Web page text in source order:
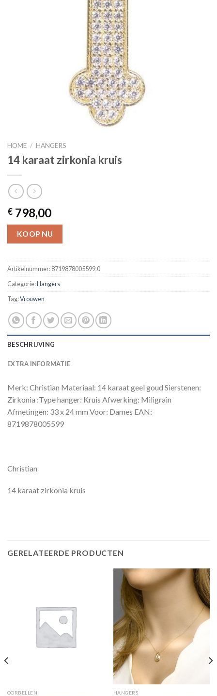
HOME / HANGERS
14 karaat zirkonia kruis
€ 798,00
KOOP NU
Artikelnummer:8719878005599.0
Categorie:Hangers
Tag:Vrouwen
BESCHRIJVING
EXTRA INFORMATIE
Merk: Christian Materiaal: 14 karaat geel goud Sierstenen:
Zirkonia :Type hanger: Kruis Afwerking: Miligrain
Afmetingen: 33 x 24 mm Voor: Dames EAN:
8719878005599
Christian
14 karaat zirkonia kruis
GERELATEERDE PRODUCTEN
OORBELLEN HANGERS